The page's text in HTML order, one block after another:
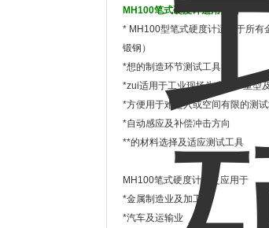
MH100笔式硬度计适用范围
* MH100型笔式硬度计适用于所有
锻钢）
*想的制造环节测试工具
*zui适用于工业现场为大型、重型
*方便用于难进入或空间有限的测
*自动感应及补偿冲击方向
**的材料选择及适应测试工具
MH100笔式硬度计广泛应用于
*金属制造业及加工业
*汽车及运输业